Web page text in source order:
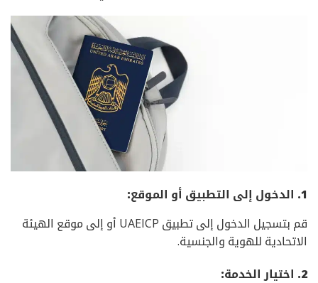
1. الدخول إلى التطبيق أو الموقع:
قم بتسجيل الدخول إلى تطبيق UAEICP أو إلى موقع الهيئة
الاتحادية للهوية والجنسية.
2. اختيار الخدمة: